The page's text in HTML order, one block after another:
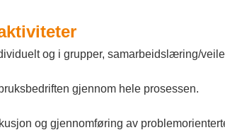
og i grupper, samarbeidslæring/
gjennom hele prosessen.
og gjennomføring av